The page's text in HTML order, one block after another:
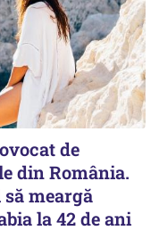
de
din România.
meargă
la 42 de ani